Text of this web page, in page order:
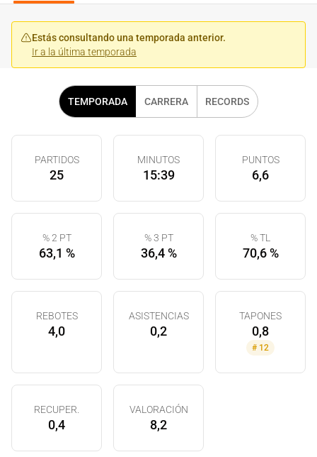
Estás consultando una temporada anterior.
Ir a la última temporada
TEMPORADA CARRERA RECORDS
PARTIDOS
25
MINUTOS
15:39
PUNTOS
6,6
% 2 PT
63,1 %
% 3 PT
36,4 %
% TL
70,6 %
REBOTES
4,0
ASISTENCIAS
0,2
TAPONES
0,8
# 12
RECUPER.
0,4
VALORACIÓN
8,2